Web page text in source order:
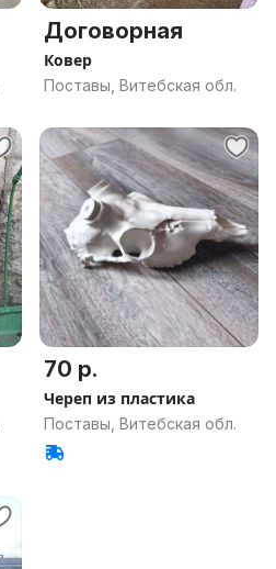
Договорная
Ковер
Поставы, Витебская обл.
70 р.
Череп из пластика
Поставы, Витебская обл.